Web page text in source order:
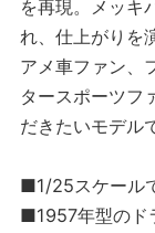
を再現。メッキ
れ、仕上がりを
アメ車ファン、
タースポーツフ
だきたいモデル
■1/25スケール
■1957年型のド